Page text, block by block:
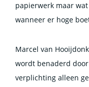
papierwerk maar
wanneer er hoge
Marcel van
wordt benaderd
verplichting alleen